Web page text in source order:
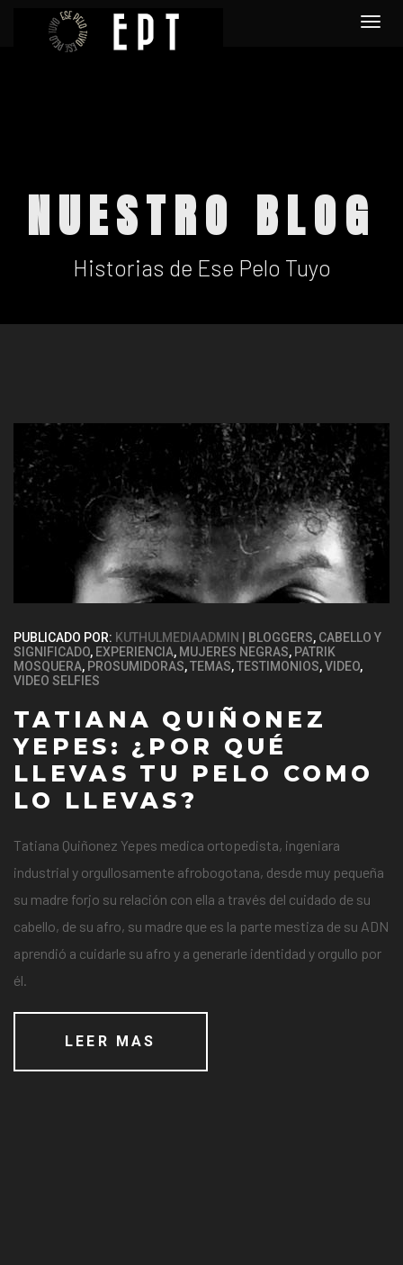
NUESTRO BLOG
Historias de Ese Pelo Tuyo
PUBLICADO POR: KUTHULMEDIAADMIN BLOGGERS, CABELLO Y
SIGNIFICADO, EXPERIENCIA, MUJERES NEGRAS, PATRIK
MOSQUERA, PROSUMIDORAS,TEMAS,TESTIMONIOS,VIDEO,
VIDEO SELFIES
TATIANA QUIÑONEZ
YEPES: ¿POR QUÉ
LLEVAS TU PELO COMO
LO LLEVAS?
Tatiana Quiñonez Yepes medica ortopedista, ingeniara
industrial y orgullosamente afrobogotana, desde muy pequeña
su madre forjo su relación con ella a través del cuidado de su
cabello, de su afro, su madre que es la parte mestiza de su ADN
aprendió a cuidarle su afro y a generarle identidad y orgullo por
él.
LEER MAS